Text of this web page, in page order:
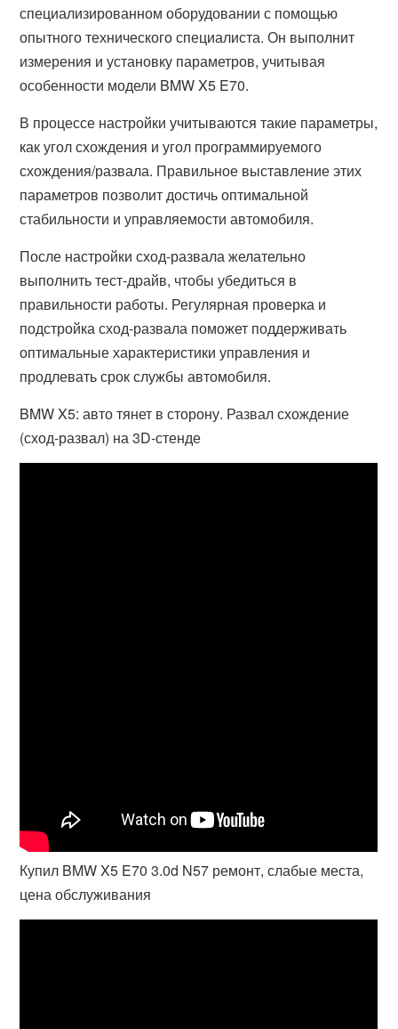
специализированном оборудовании с помощью
опытного технического специалиста. Он выполнит
измерения и установку параметров, учитывая
особенности модели BMW X5 E70.
В процессе настройки учитываются такие параметры,
как угол схождения и угол программируемого
схождения/развала. Правильное выставление этих
параметров позволит достичь оптимальной
стабильности и управляемости автомобиля.
После настройки сход-развала желательно
выполнить тест-драйв, чтобы убедиться в
правильности работы. Регулярная проверка и
подстройка сход-развала поможет поддерживать
оптимальные характеристики управления и
продлевать срок службы автомобиля.
BMW X5: авто тянет в сторону. Развал схождение
(сход-развал) на 3D-стенде
Купил BMW X5 E70 3.0d N57 ремонт, слабые места,
цена обслуживания